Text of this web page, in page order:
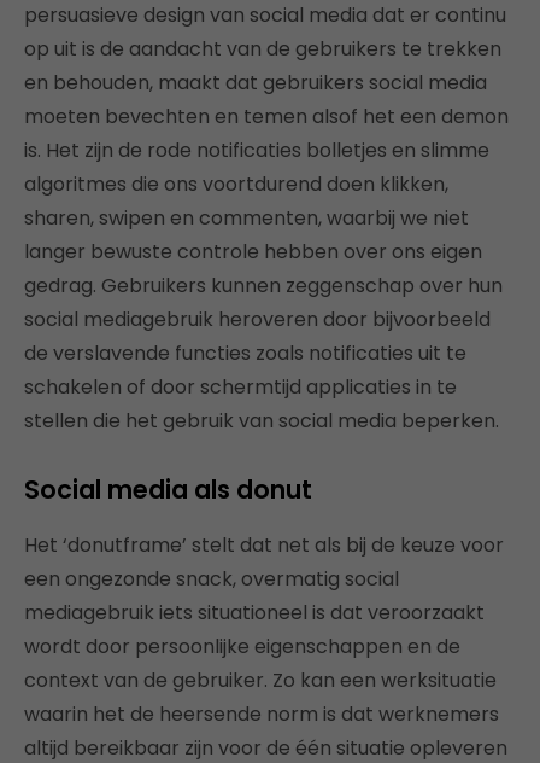
persuasieve design van social media dat er continu
op uit is de aandacht van de gebruikers te trekken
en behouden, maakt dat gebruikers social media
moeten bevechten en temen alsof het een demon
is. Het zijn de rode notificaties bolletjes en slimme
algoritmes die ons voortdurend doen klikken,
sharen, swipen en commenten, waarbij we niet
langer bewuste controle hebben over ons eigen
gedrag. Gebruikers kunnen zeggenschap over hun
social mediagebruik heroveren door bijvoorbeeld
de verslavende functies zoals notificaties uit te
schakelen of door schermtijd applicaties in te
stellen die het gebruik van social media beperken.
Social media als donut
Het ‘donutframe’ stelt dat net als bij de keuze voor
een ongezonde snack, overmatig social
mediagebruik iets situationeel is dat veroorzaakt
wordt door persoonlijke eigenschappen en de
context van de gebruiker. Zo kan een werksituatie
waarin het de heersende norm is dat werknemers
altijd bereikbaar zijn voor de één situatie opleveren